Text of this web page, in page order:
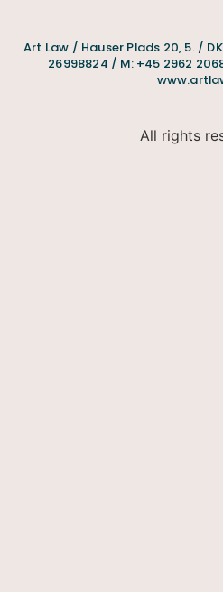
Art Law / Hauser Plads 20, 5. /
26998824 / M: +45 2962
All rights